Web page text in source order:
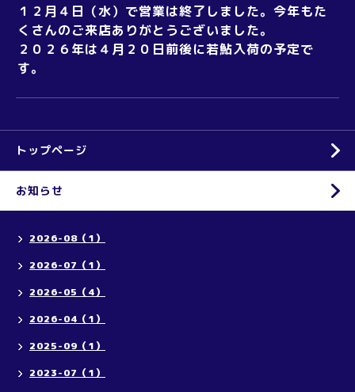
１２月４日（水）で営業は終了しました。今年もた
くさんのご来店ありがとうございました。
２０２６年は４月２０日前後に若鮎入荷の予定で
す。
トップページ
お知らせ
2026-08（1）
2026-07（1）
2026-05（4）
2026-04（1）
2025-09（1）
2023-07（1）